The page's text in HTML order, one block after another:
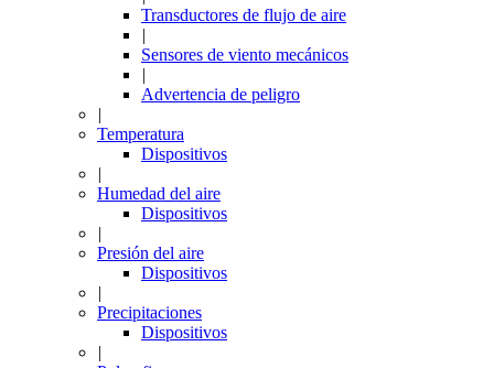
Transductores de flujo de aire
|
Sensores de viento mecánicos
|
Advertencia de peligro
|
Temperatura
Dispositivos
|
Humedad del aire
Dispositivos
|
Presión del aire
Dispositivos
|
Precipitaciones
Dispositivos
|